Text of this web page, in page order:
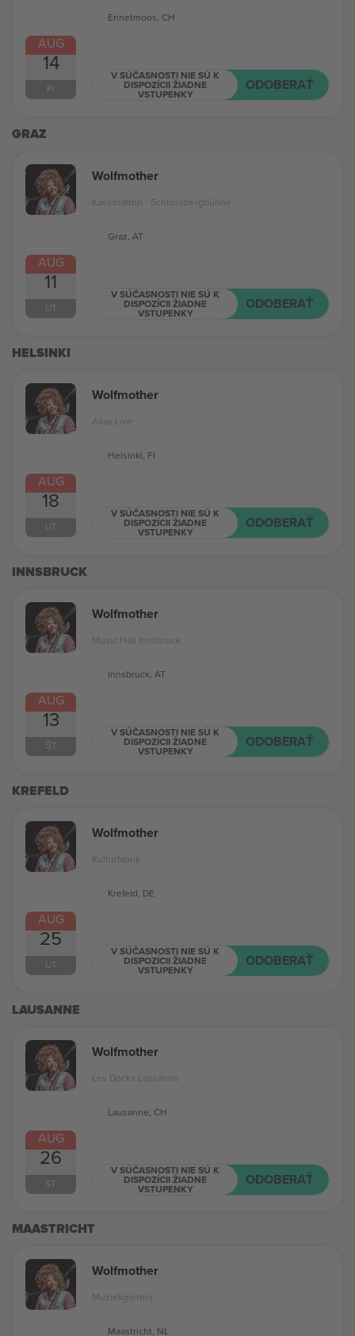
AUG
14
PI
Ennetmoos, CH
V SÚČASNOSTI NIE SÚ K
DISPOZÍCII ŽIADNE
VSTUPENKY
ODOBERAŤ
GRAZ
AUG
11
UT
Wolfmother
Kasematten - Schlossbergbühne
Graz, AT
V SÚČASNOSTI NIE SÚ K
DISPOZÍCII ŽIADNE
VSTUPENKY
ODOBERAŤ
HELSINKI
AUG
18
UT
Wolfmother
Allas Live
Helsinki, FI
V SÚČASNOSTI NIE SÚ K
DISPOZÍCII ŽIADNE
VSTUPENKY
ODOBERAŤ
INNSBRUCK
AUG
13
ŠT
Wolfmother
Music Hall Innsbruck
Innsbruck, AT
V SÚČASNOSTI NIE SÚ K
DISPOZÍCII ŽIADNE
VSTUPENKY
ODOBERAŤ
KREFELD
AUG
25
UT
Wolfmother
Kulturfabrik
Krefeld, DE
V SÚČASNOSTI NIE SÚ K
DISPOZÍCII ŽIADNE
VSTUPENKY
ODOBERAŤ
LAUSANNE
AUG
26
ST
Wolfmother
Les Docks Lausanne
Lausanne, CH
V SÚČASNOSTI NIE SÚ K
DISPOZÍCII ŽIADNE
VSTUPENKY
ODOBERAŤ
MAASTRICHT
Wolfmother
Muziekgieterij
Maastricht, NL